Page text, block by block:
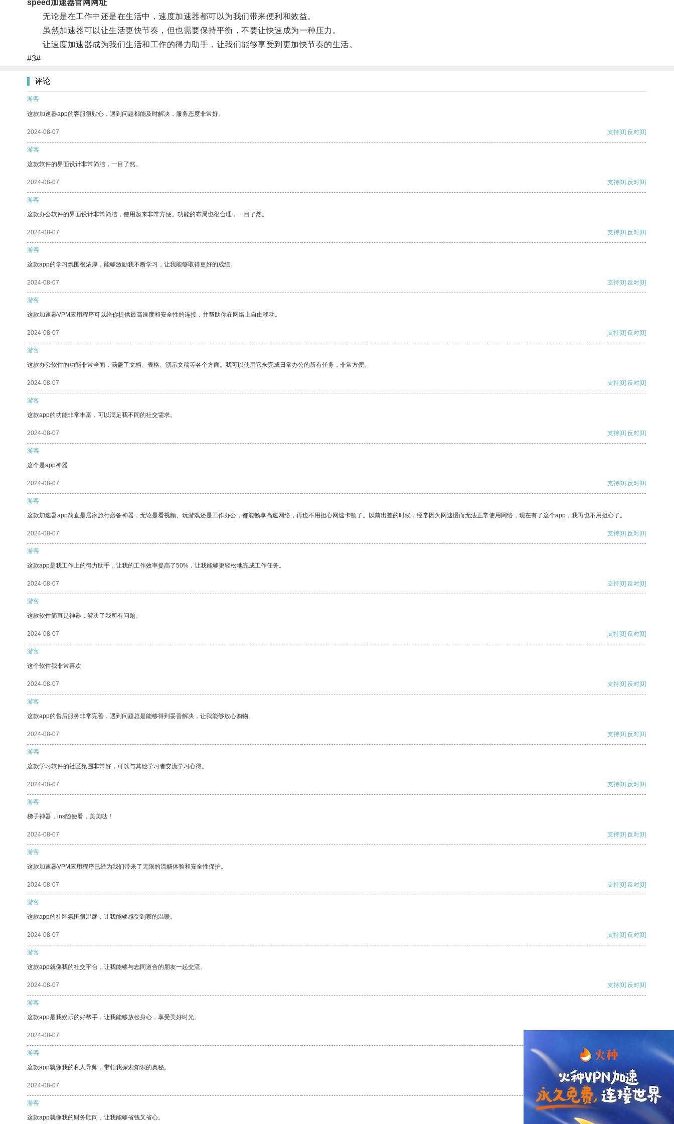
speed加速器官网网址
无论是在工作中还是在生活中，速度加速器都可以为我们带来便利和效益。
虽然加速器可以让生活更快节奏，但也需要保持平衡，不要让快速成为一种压力。
让速度加速器成为我们生活和工作的得力助手，让我们能够享受到更加快节奏的生活。
#3#
评论
游客
这款加速器app的客服很贴心，遇到问题都能及时解决，服务态度非常好。
2024-08-07 支持[0] 反对[0]
游客
这款软件的界面设计非常简洁，一目了然。
2024-08-07 支持[0] 反对[0]
游客
这款办公软件的界面设计非常简洁，使用起来非常方便。功能的布局也很合理，一目了然。
2024-08-07 支持[0] 反对[0]
游客
这款app的学习氛围很浓厚，能够激励我不断学习，让我能够取得更好的成绩。
2024-08-07 支持[0] 反对[0]
游客
这款加速器VPM应用程序可以给你提供最高速度和安全性的连接，并帮助你在网络上自由移动。
2024-08-07 支持[0] 反对[0]
游客
这款办公软件的功能非常全面，涵盖了文档、表格、演示文稿等各个方面。我可以使用它来完成日常办公的所有任务，非常方便。
2024-08-07 支持[0] 反对[0]
游客
这款app的功能非常丰富，可以满足我不同的社交需求。
2024-08-07 支持[0] 反对[0]
游客
这个是app神器
2024-08-07 支持[0] 反对[0]
游客
这款加速器app简直是居家旅行必备神器，无论是看视频、玩游戏还是工作办公，都能畅享高速网络，再也不用担心网速卡顿了。以前出差的时候，经常因为网速慢而无法正常使用网络，现在有了这个app，我再也不用担心了。
2024-08-07 支持[0] 反对[0]
游客
这款app是我工作上的得力助手，让我的工作效率提高了50%，让我能够更轻松地完成工作任务。
2024-08-07 支持[0] 反对[0]
游客
这款软件简直是神器，解决了我所有问题。
2024-08-07 支持[0] 反对[0]
游客
这个软件我非常喜欢
2024-08-07 支持[0] 反对[0]
游客
这款app的售后服务非常完善，遇到问题总是能够得到妥善解决，让我能够放心购物。
2024-08-07 支持[0] 反对[0]
游客
这款学习软件的社区氛围非常好，可以与其他学习者交流学习心得。
2024-08-07 支持[0] 反对[0]
游客
梯子神器，ins随便看，美美哒！
2024-08-07 支持[0] 反对[0]
游客
这款加速器VPM应用程序已经为我们带来了无限的流畅体验和安全性保护。
2024-08-07 支持[0] 反对[0]
游客
这款app的社区氛围很温馨，让我能够感受到家的温暖。
2024-08-07 支持[0] 反对[0]
游客
这款app就像我的社交平台，让我能够与志同道合的朋友一起交流。
2024-08-07 支持[0] 反对[0]
游客
这款app是我娱乐的好帮手，让我能够放松身心，享受美好时光。
2024-08-07
游客
这款app就像我的私人导师，带领我探索知识的奥秘。
2024-08-07 支持 [0] 反对 [0]
游客
这款app就像我的财务顾问，让我能够省钱又省心。